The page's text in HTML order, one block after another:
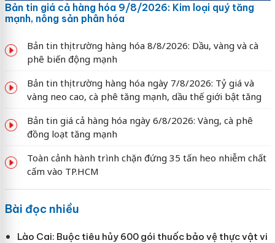
Bản tin giá cả hàng hóa 9/8/2026: Kim loại quý tăng
mạnh, nông sản phân hóa
Bản tin thị trường hàng hóa 8/8/2026: Dầu, vàng và cà
phê biến động mạnh
Bản tin thị trường hàng hóa ngày 7/8/2026: Tỷ giá và
vàng neo cao, cà phê tăng mạnh, dầu thế giới bật tăng
Bản tin giá cả hàng hóa ngày 6/8/2026: Vàng, cà phê
đồng loạt tăng mạnh
Toàn cảnh hành trình chặn đứng 35 tấn heo nhiễm chất
cấm vào TP.HCM
Bài đọc nhiều
Lào Cai: Buộc tiêu hủy 600 gói thuốc bảo vệ thực vật vi